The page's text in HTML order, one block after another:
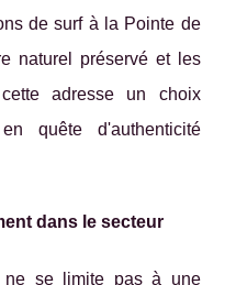
de surf à la Pointe de
naturel préservé et les
adresse un choix
quête d'authenticité
dans le secteur
ne se limite pas à une